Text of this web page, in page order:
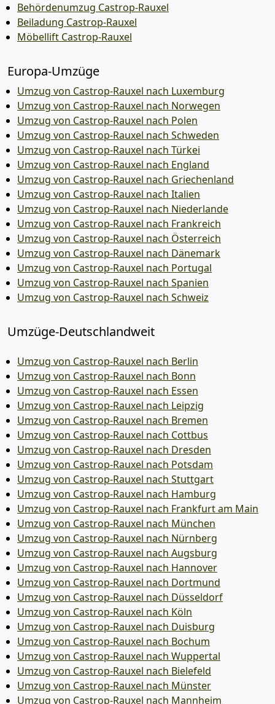
Behördenumzug Castrop-Rauxel
Beiladung Castrop-Rauxel
Möbellift Castrop-Rauxel
Europa-Umzüge
Umzug von Castrop-Rauxel nach Luxemburg
Umzug von Castrop-Rauxel nach Norwegen
Umzug von Castrop-Rauxel nach Polen
Umzug von Castrop-Rauxel nach Schweden
Umzug von Castrop-Rauxel nach Türkei
Umzug von Castrop-Rauxel nach England
Umzug von Castrop-Rauxel nach Griechenland
Umzug von Castrop-Rauxel nach Italien
Umzug von Castrop-Rauxel nach Niederlande
Umzug von Castrop-Rauxel nach Frankreich
Umzug von Castrop-Rauxel nach Österreich
Umzug von Castrop-Rauxel nach Dänemark
Umzug von Castrop-Rauxel nach Portugal
Umzug von Castrop-Rauxel nach Spanien
Umzug von Castrop-Rauxel nach Schweiz
Umzüge-Deutschlandweit
Umzug von Castrop-Rauxel nach Berlin
Umzug von Castrop-Rauxel nach Bonn
Umzug von Castrop-Rauxel nach Essen
Umzug von Castrop-Rauxel nach Leipzig
Umzug von Castrop-Rauxel nach Bremen
Umzug von Castrop-Rauxel nach Cottbus
Umzug von Castrop-Rauxel nach Dresden
Umzug von Castrop-Rauxel nach Potsdam
Umzug von Castrop-Rauxel nach Stuttgart
Umzug von Castrop-Rauxel nach Hamburg
Umzug von Castrop-Rauxel nach Frankfurt am Main
Umzug von Castrop-Rauxel nach München
Umzug von Castrop-Rauxel nach Nürnberg
Umzug von Castrop-Rauxel nach Augsburg
Umzug von Castrop-Rauxel nach Hannover
Umzug von Castrop-Rauxel nach Dortmund
Umzug von Castrop-Rauxel nach Düsseldorf
Umzug von Castrop-Rauxel nach Köln
Umzug von Castrop-Rauxel nach Duisburg
Umzug von Castrop-Rauxel nach Bochum
Umzug von Castrop-Rauxel nach Wuppertal
Umzug von Castrop-Rauxel nach Bielefeld
Umzug von Castrop-Rauxel nach Münster
Umzug von Castrop-Rauxel nach Mannheim